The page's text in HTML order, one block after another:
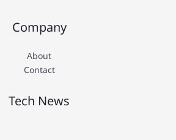
Company
About
Contact
Tech News